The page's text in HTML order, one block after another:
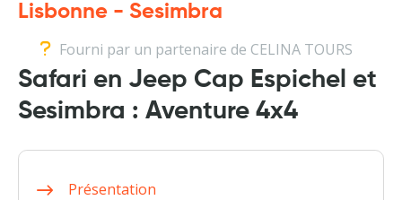
Lisbonne - Sesimbra
Fourni par un partenaire de CELINA TOURS
Safari en Jeep Cap Espichel et
Sesimbra : Aventure 4x4
Présentation